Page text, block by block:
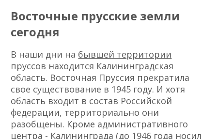
Восточные прусские земли
сегодня
В наши дни на бывшей территории
пруссов находится Калининградская
область. Восточная Пруссия прекратила
свое существование в 1945 году. И хотя
область входит в состав Российской
федерации, территориально они
разобщены. Кроме административного
центра - Калининграда (до 1946 года носил